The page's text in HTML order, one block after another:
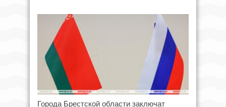
Города Брестской области заключат